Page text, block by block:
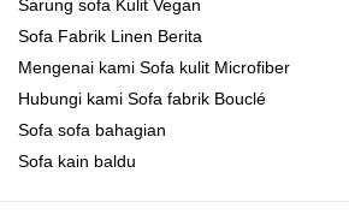
Sarung sofa Kulit Vegan
Sofa Fabrik Linen Berita
Mengenai kami Sofa kulit Microfiber
Hubungi kami Sofa fabrik Bouclé
Sofa sofa bahagian
Sofa kain baldu